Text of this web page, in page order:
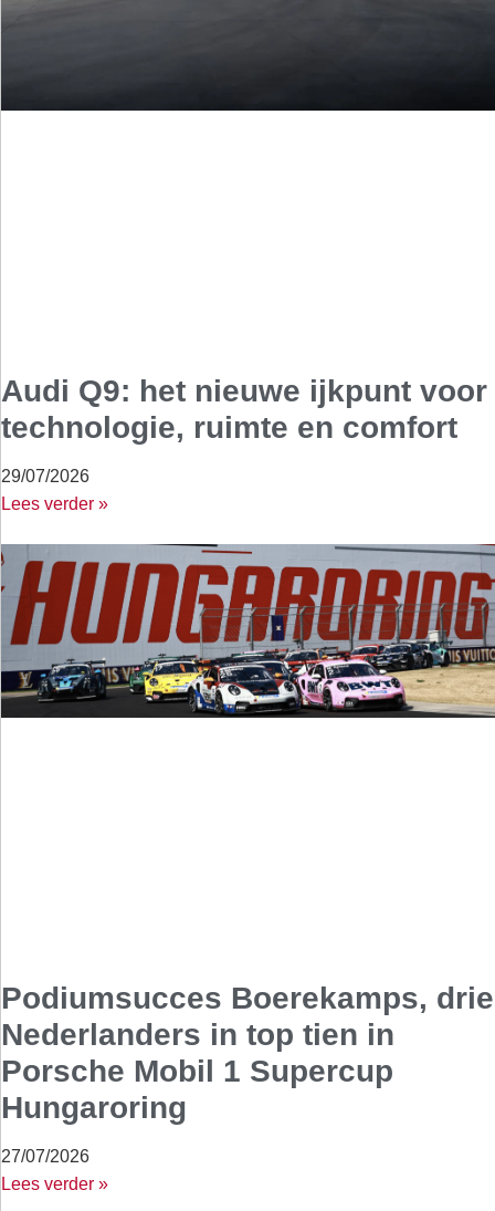
Audi Q9: het nieuwe ijkpunt voor
technologie, ruimte en comfort
29/07/2026
Lees verder »
Podiumsucces Boerekamps, drie
Nederlanders in top tien in
Porsche Mobil 1 Supercup
Hungaroring
27/07/2026
Lees verder »